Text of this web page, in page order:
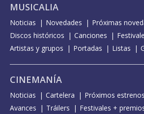
MUSICALIA
Noticias Novedades
Próximas
Discos históricos
Canciones
Artistas y grupos
Portadas Listas
CINEMANÍA
Noticias Cartelera Próximos estrenos
Avances
Tráilers
Festivales +